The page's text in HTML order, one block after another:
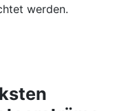
werden.